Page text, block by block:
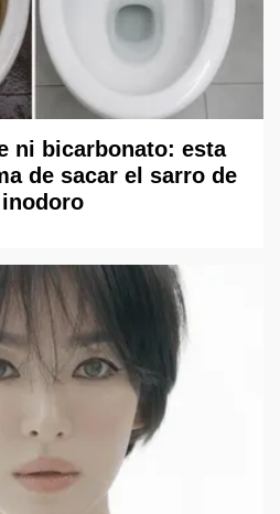
ni bicarbonato: esta
de sacar el sarro de